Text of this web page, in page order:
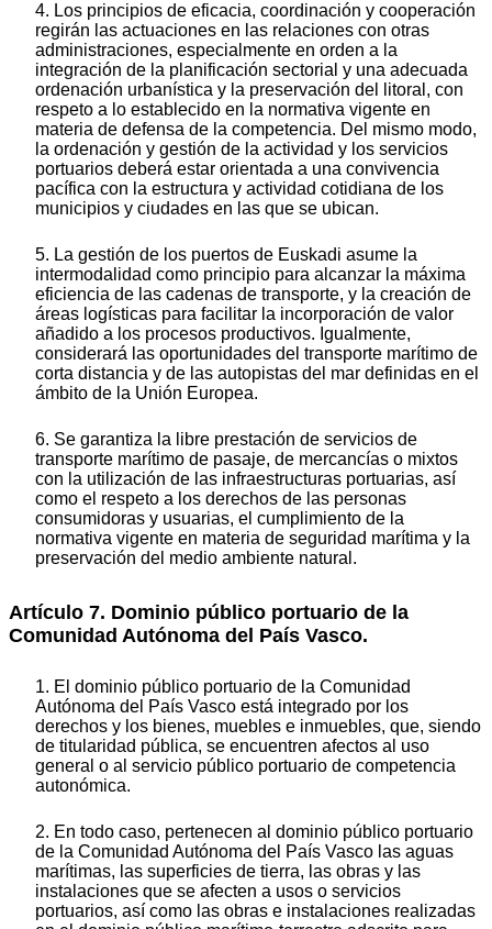
4. Los principios de eficacia, coordinación y cooperación
regirán las actuaciones en las relaciones con otras
administraciones, especialmente en orden a la
integración de la planificación sectorial y una adecuada
ordenación urbanística y la preservación del litoral, con
respeto a lo establecido en la normativa vigente en
materia de defensa de la competencia. Del mismo modo,
la ordenación y gestión de la actividad y los servicios
portuarios deberá estar orientada a una convivencia
pacífica con la estructura y actividad cotidiana de los
municipios y ciudades en las que se ubican.
5. La gestión de los puertos de Euskadi asume la
intermodalidad como principio para alcanzar la máxima
eficiencia de las cadenas de transporte, y la creación de
áreas logísticas para facilitar la incorporación de valor
añadido a los procesos productivos. Igualmente,
considerará las oportunidades del transporte marítimo de
corta distancia y de las autopistas del mar definidas en el
ámbito de la Unión Europea.
6. Se garantiza la libre prestación de servicios de
transporte marítimo de pasaje, de mercancías o mixtos
con la utilización de las infraestructuras portuarias, así
como el respeto a los derechos de las personas
consumidoras y usuarias, el cumplimiento de la
normativa vigente en materia de seguridad marítima y la
preservación del medio ambiente natural.
Artículo 7. Dominio público portuario de la
Comunidad Autónoma del País Vasco.
1. El dominio público portuario de la Comunidad
Autónoma del País Vasco está integrado por los
derechos y los bienes, muebles e inmuebles, que, siendo
de titularidad pública, se encuentren afectos al uso
general o al servicio público portuario de competencia
autonómica.
2. En todo caso, pertenecen al dominio público portuario
de la Comunidad Autónoma del País Vasco las aguas
marítimas, las superficies de tierra, las obras y las
instalaciones que se afecten a usos o servicios
portuarios, así como las obras e instalaciones realizadas